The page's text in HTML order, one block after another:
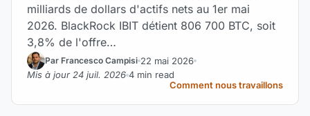
milliards de dollars d'actifs nets au 1er mai
2026. BlackRock IBIT détient 806 700 BTC, soit
3,8% de l'offre…
Par Francesco Campisi 22 mai 2026
Mis à jour 24 juil. 2026 4 min read
Comment nous travaillons